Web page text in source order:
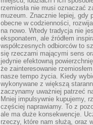
rzemiosła nie musi oznaczać
muzeum. Znacznie lepiej, gdy
obecne w codzienności,
na nowo. Wtedy tradycja nie
eksponatem, ale źródłem
współczesnych odbiorców to
się rzeczami mającymi sens
jedynie efektowną
że zainteresowanie
nasze tempo życia. Kiedy
wykonywane z większą
zaczynamy uważniej patrzeć
Mniej impulsywnie kupujemy,
częściej naprawiamy. To z
ale ma duże konsekwencje.
rzeczy, które nam służą, oraz